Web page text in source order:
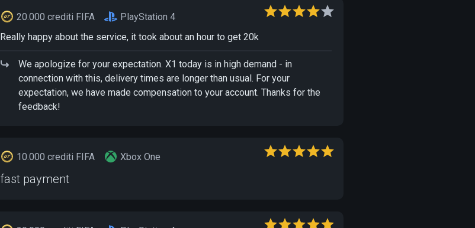
20.000 crediti FIFA
PlayStation 4
Really happy about the service, it took about an hour to get 20k
We apologize for your expectation. X1 today is in high demand - in
connection with this, delivery times are longer than usual. For your
expectation, we have made compensation to your account. Thanks for the
feedback!
10.000 crediti FIFA Xbox One
fast payment